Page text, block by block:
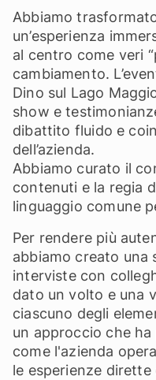
Abbiamo
un’esperienza
al centro come veri
cambiamento.
Dino sul Lago
show e
dibattito fluido e
dell’azienda.
Abbiamo curato il
contenuti e la regia
linguaggio comune
Per rendere più
abbiamo creato una
interviste con
dato un volto e una
ciascuno degli
un approccio che
come l'azienda
le esperienze